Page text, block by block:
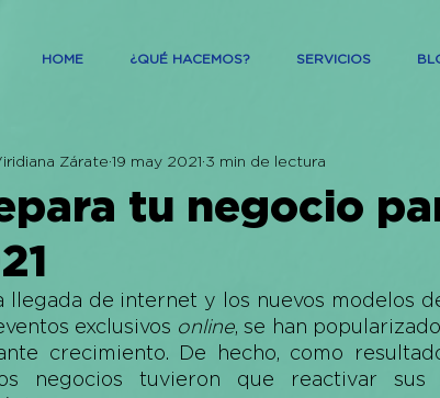
HOME ¿QUÉ HACEMOS? SERVICIOS
tu negocio
Zárate 19 may 2021 3 min de lectura
llegada de internet y los nuevos modelos
exclusivos online, se han
crecimiento. De hecho, como
negocios tuvieron que reactivar